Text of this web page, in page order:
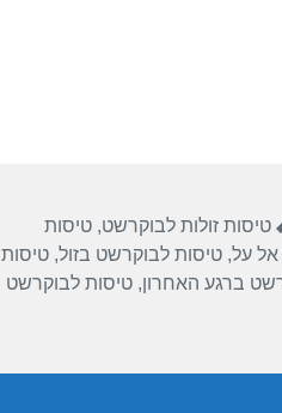
תגיות
טיסות זולות לבוקרשט,טיסות
אל על,טיסות לבוקרשט בזול,טיסות
ברגע האחרון,טיסות לבוקרשט